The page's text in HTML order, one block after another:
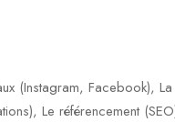
(Instagram, Facebook),
Le référencement